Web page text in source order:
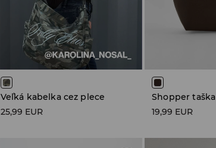
Veľká kabelka cez plece
25,99 EUR
Shopper taška
19,99 EUR